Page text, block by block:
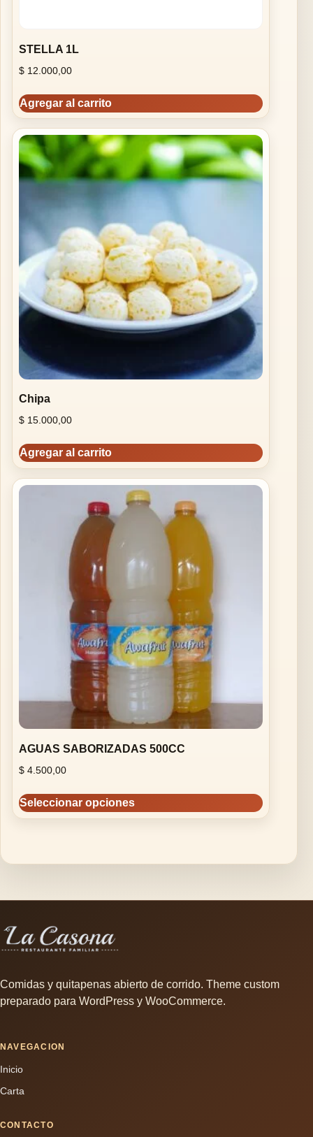
STELLA 1L
$12.000,00
Agregar al carrito
Chipa
$15.000,00
Agregar al carrito
AGUAS SABORIZADAS 500CC
$4.500,00
Seleccionar opciones
Comidas y quitapenas abierto de corrido. Theme custom
preparado para WordPress y WooCommerce.
NAVEGACION
Inicio
Carta
CONTACTO